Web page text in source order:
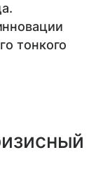
тонкого